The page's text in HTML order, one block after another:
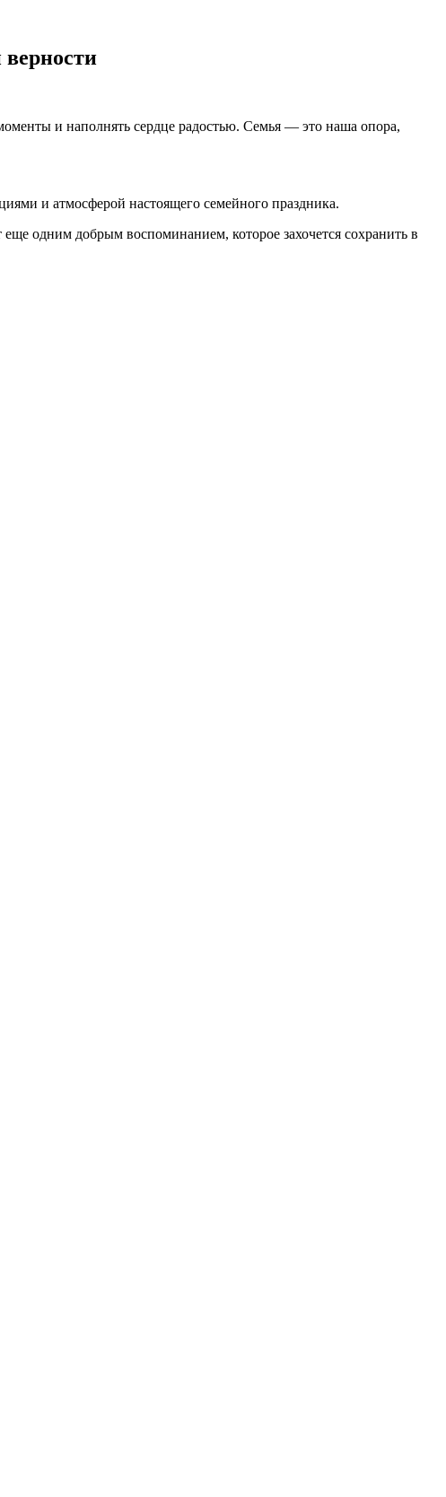
и наполнять сердце радостью. Семья — это наша опора,
и атмосферой настоящего семейного праздника.
одним добрым воспоминанием, которое захочется сохранить в